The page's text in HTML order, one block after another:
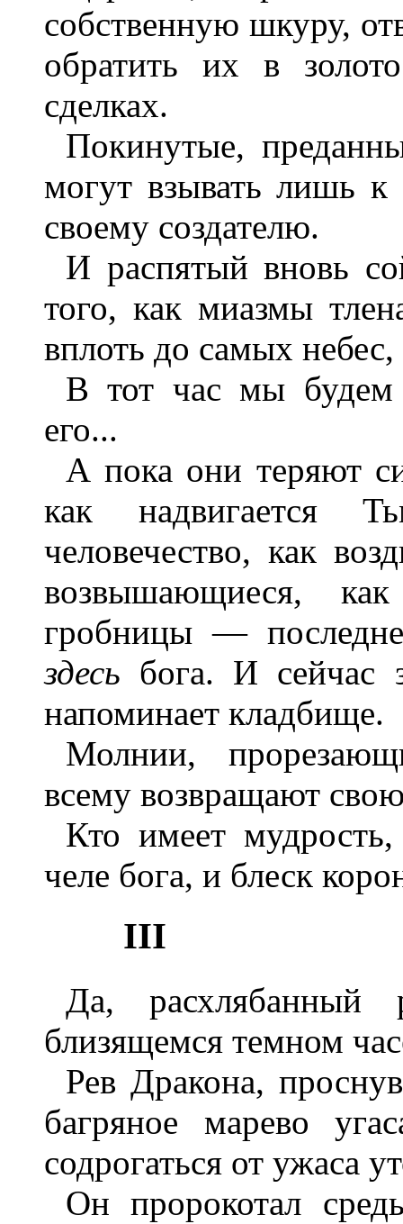
собственную шкуру,
обратить их в
сделках.
Покинутые,
могут взывать лишь к
своему создателю.
И распятый вновь
того, как миазмы
вплоть до самых небес,
В тот час мы будем
его...
А пока они теряют
как надвигается
человечество, как
возвышающиеся,
гробницы —
здесь бога. И сейчас
напоминает кладбище.
Молнии,
всему возвращают
Кто имеет
челе бога, и блеск
III
Да, расхлябанный
близящемся темном
Рев Дракона,
багряное марево
содрогаться от ужаса
Он пророкотал